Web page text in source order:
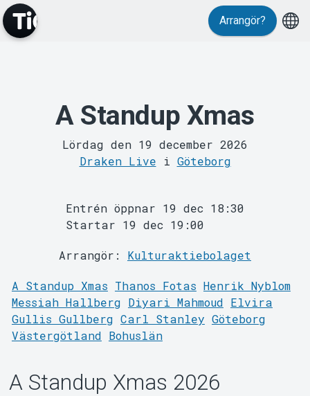
MyTickster
Arrangör?
A Standup Xmas
Lördag den 19 december 2026
Draken Live i Göteborg
Entrén öppnar 19 dec 18:30
Startar 19 dec 19:00
Arrangör: Kulturaktiebolaget
A Standup Xmas Thanos Fotas Henrik Nyblom
Messiah Hallberg Diyari Mahmoud Elvira
Gullis Gullberg Carl Stanley Göteborg
Västergötland Bohuslän
A Standup Xmas 2026